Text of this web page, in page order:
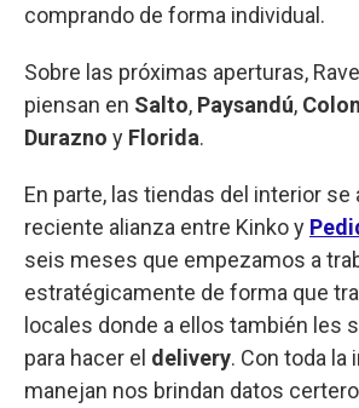
comprando de forma individual.
Sobre las próximas aperturas,
piensan en Salto, Paysandú,
Durazno y Florida.
En parte, las tiendas del interior se
reciente alianza entre Kinko y
seis meses que empezamos a
estratégicamente de forma que
locales donde a ellos también les
para hacer el delivery. Con toda la
manejan nos brindan datos